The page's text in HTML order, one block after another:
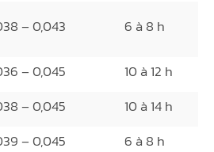
– 0,043 6 à 8 h
– 0,045
10 à 12 h
– 0,045
10 à 14 h
– 0,045
6 à 8 h